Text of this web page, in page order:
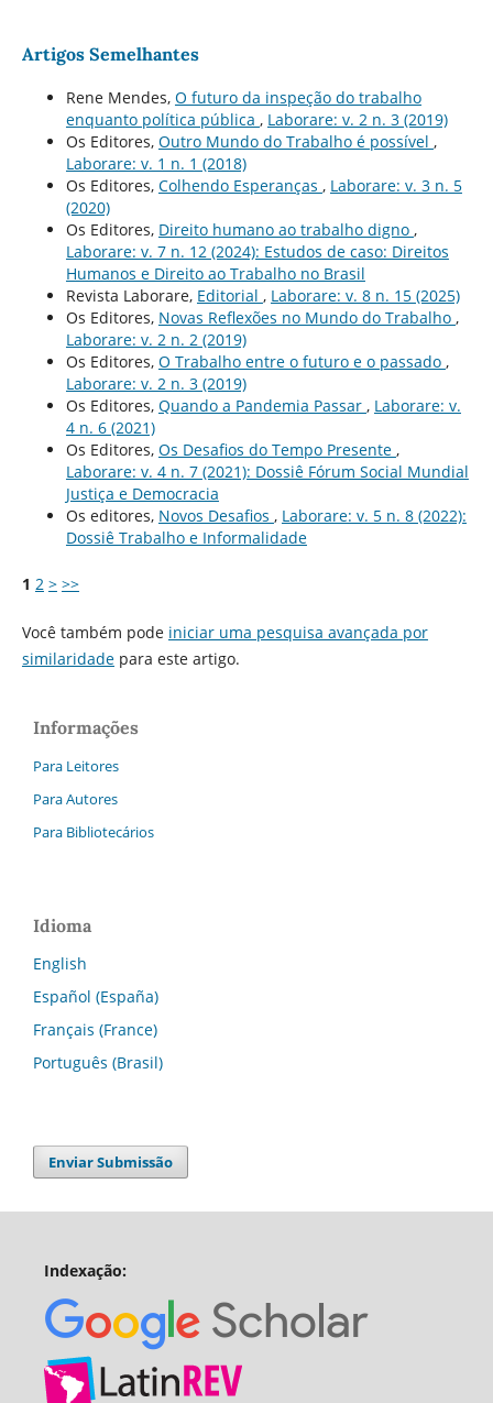
Artigos Semelhantes
Rene Mendes, O futuro da inspeção do trabalho
enquanto polí­tica pública , Laborare: v. 2 n. 3 (2019)
Os Editores, Outro Mundo do Trabalho é possí­vel ,
Laborare: v. 1 n. 1 (2018)
Os Editores, Colhendo Esperanças , Laborare: v. 3 n. 5
(2020)
Os Editores, Direito humano ao trabalho digno ,
Laborare: v. 7 n. 12 (2024): Estudos de caso: Direitos
Humanos e Direito ao Trabalho no Brasil
Revista Laborare, Editorial , Laborare: v. 8 n. 15 (2025)
Os Editores, Novas Reflexões no Mundo do Trabalho ,
Laborare: v. 2 n. 2 (2019)
Os Editores, O Trabalho entre o futuro e o passado ,
Laborare: v. 2 n. 3 (2019)
Os Editores, Quando a Pandemia Passar , Laborare: v.
4 n. 6 (2021)
Os Editores, Os Desafios do Tempo Presente ,
Laborare: v. 4 n. 7 (2021): Dossiê Fórum Social Mundial
Justiça e Democracia
Os editores, Novos Desafios , Laborare: v. 5 n. 8 (2022):
Dossiê Trabalho e Informalidade
1 2 > >>
Você também pode iniciar uma pesquisa avançada por
similaridadepara este artigo.
Informações
Para Leitores
Para Autores
Para Bibliotecários
Idioma
English
Español (España)
Français (France)
Português (Brasil)
Enviar Submissão
Indexação: